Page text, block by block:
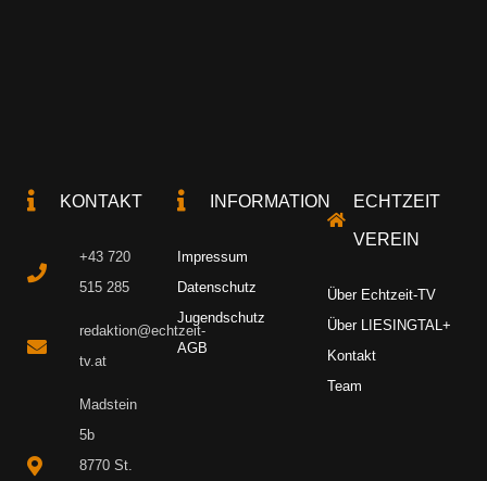
KONTAKT
+43 720
515 285
redaktion@echtzeit-
tv.at
Madstein
5b
8770 St.
INFORMATION
Impressum
Datenschutz
Jugendschutz
AGB
ECHTZEIT
VEREIN
Über Echtzeit-TV
Über LIESINGTAL+
Kontakt
Team